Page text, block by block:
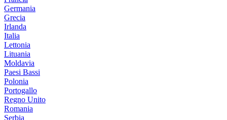
Germania
Grecia
Irlanda
Italia
Lettonia
Lituania
Moldavia
Paesi Bassi
Polonia
Portogallo
Regno Unito
Romania
Serbia